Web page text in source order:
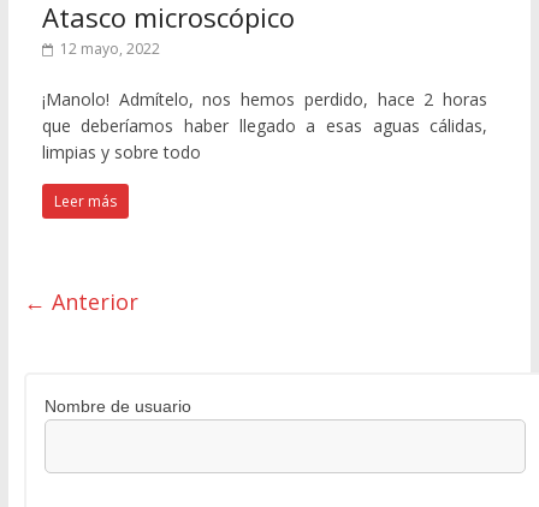
Atasco microscópico
12 mayo, 2022
¡Manolo! Admítelo, nos hemos perdido, hace 2 horas
que deberíamos haber llegado a esas aguas cálidas,
limpias y sobre todo
Leer más
← Anterior
Nombre de usuario